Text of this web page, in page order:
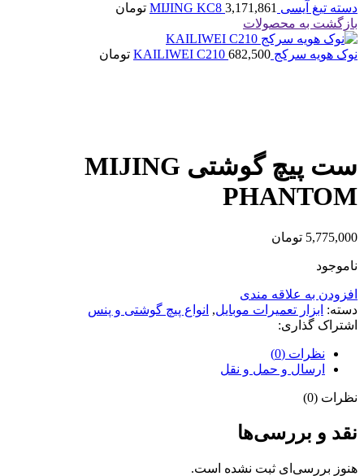
دسته تیغ آیسی MIJING KC8 3,171,861
تومان
بازگشت به محصولات
نوک هویه سرکج KAILIWEI C210 682,500
تومان
ست پیچ گوشتی MIJING
PHANTOM
5,775,000 تومان
ناموجود
افزودن به علاقه مندی
دسته: ابزار تعمیرات موبایل, انواع پیچ گوشتی و پنس
اشتراک گذاری:
نظرات (0)
ارسال و حمل و نقل
نظرات (0)
نقد و بررسی‌ها
هنوز بررسی‌ای ثبت نشده است.